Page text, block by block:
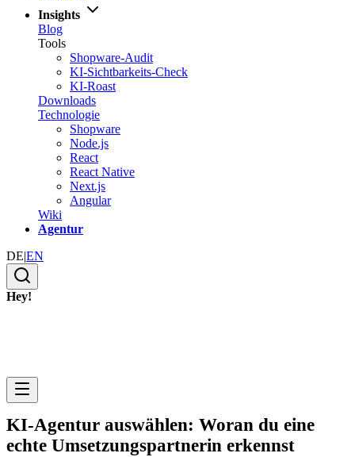
Insights
Blog
Tools
Shopware-Audit
KI-Sichtbarkeits-Check
KI-Roast
Downloads
Technologie
Shopware
Node.js
React
React Native
Next.js
Angular
Wiki
Agentur
DE|EN
Hey!
KI-Agentur auswählen: Woran du eine
echte Umsetzungspartnerin erkennst